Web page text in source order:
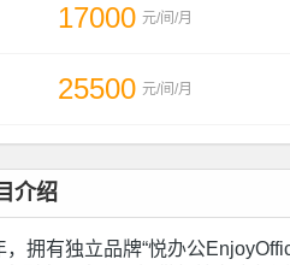
17000 元/间/月
25500 元/间/月
介绍
，拥有独立品牌“悦办公